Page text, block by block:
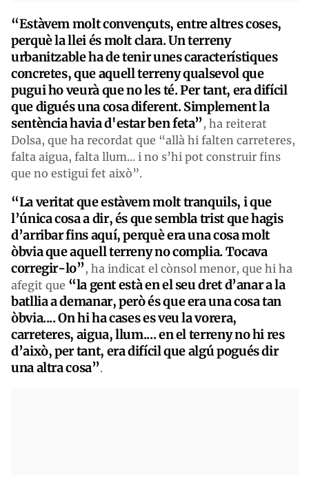
“Estàvem molt convençuts, entre altres coses,
perquè la llei és molt clara. Un terreny
urbanitzable ha de tenir unes característiques
concretes, que aquell terreny qualsevol que
pugui ho veurà que no les té. Per tant, era difícil
que digués una cosa diferent. Simplement la
sentència havia d'estar ben feta”, ha reiterat
Dolsa, que ha recordat que “allà hi falten carreteres,
falta aigua, falta llum... i no s’hi pot construir fins
que no estigui fet això”.
“La veritat que estàvem molt tranquils, i que
l’única cosa a dir, és que sembla trist que hagis
d’arribar fins aquí, perquè era una cosa molt
òbvia que aquell terreny no complia. Tocava
corregir-lo”, ha indicat el cònsol menor, que hi ha
afegit que “la gent està en el seu dret d’anar a la
batllia a demanar, però és que era una cosa tan
òbvia.... On hi ha cases es veu la vorera,
carreteres, aigua, llum.... en el terreny no hi res
d’això, per tant, era difícil que algú pogués dir
una altra cosa”.